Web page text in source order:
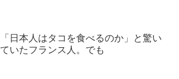
「日本人はタコを食べるのか」と驚い
ていたフランス人。でも